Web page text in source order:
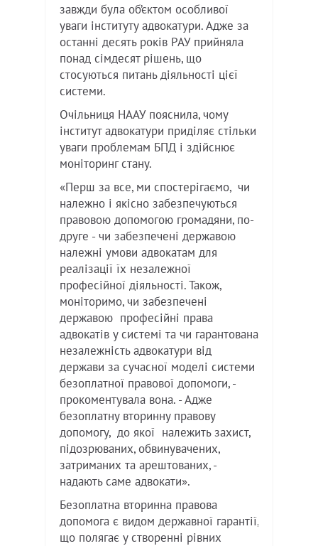
завжди була об’єктом особливої
уваги інституту адвокатури. Адже за
останні десять років РАУ прийняла
понад сімдесят рішень, що
стосуються питань діяльності цієї
системи.
Очільниця НААУ пояснила, чому
інститут адвокатури приділяє стільки
уваги проблемам БПД і здійснює
моніторинг стану.
«Перш за все, ми спостерігаємо, чи
належно і якісно забезпечуються
правовою допомогою громадяни, по-
друге - чи забезпечені державою
належні умови адвокатам для
реалізації їх незалежної
професійної діяльності. Також,
моніторимо, чи забезпечені
державою професійні права
адвокатів у системі та чи гарантована
незалежність адвокатури від
держави за сучасної моделі системи
безоплатної правової допомоги, -
прокоментувала вона. - Адже
безоплатну вторинну правову
допомогу, до якої належить захист,
підозрюваних, обвинувачених,
затриманих та арештованих, -
надають саме адвокати».
Безоплатна вторинна правова
допомога є видом державної гарантії,
що полягає у створенні рівних